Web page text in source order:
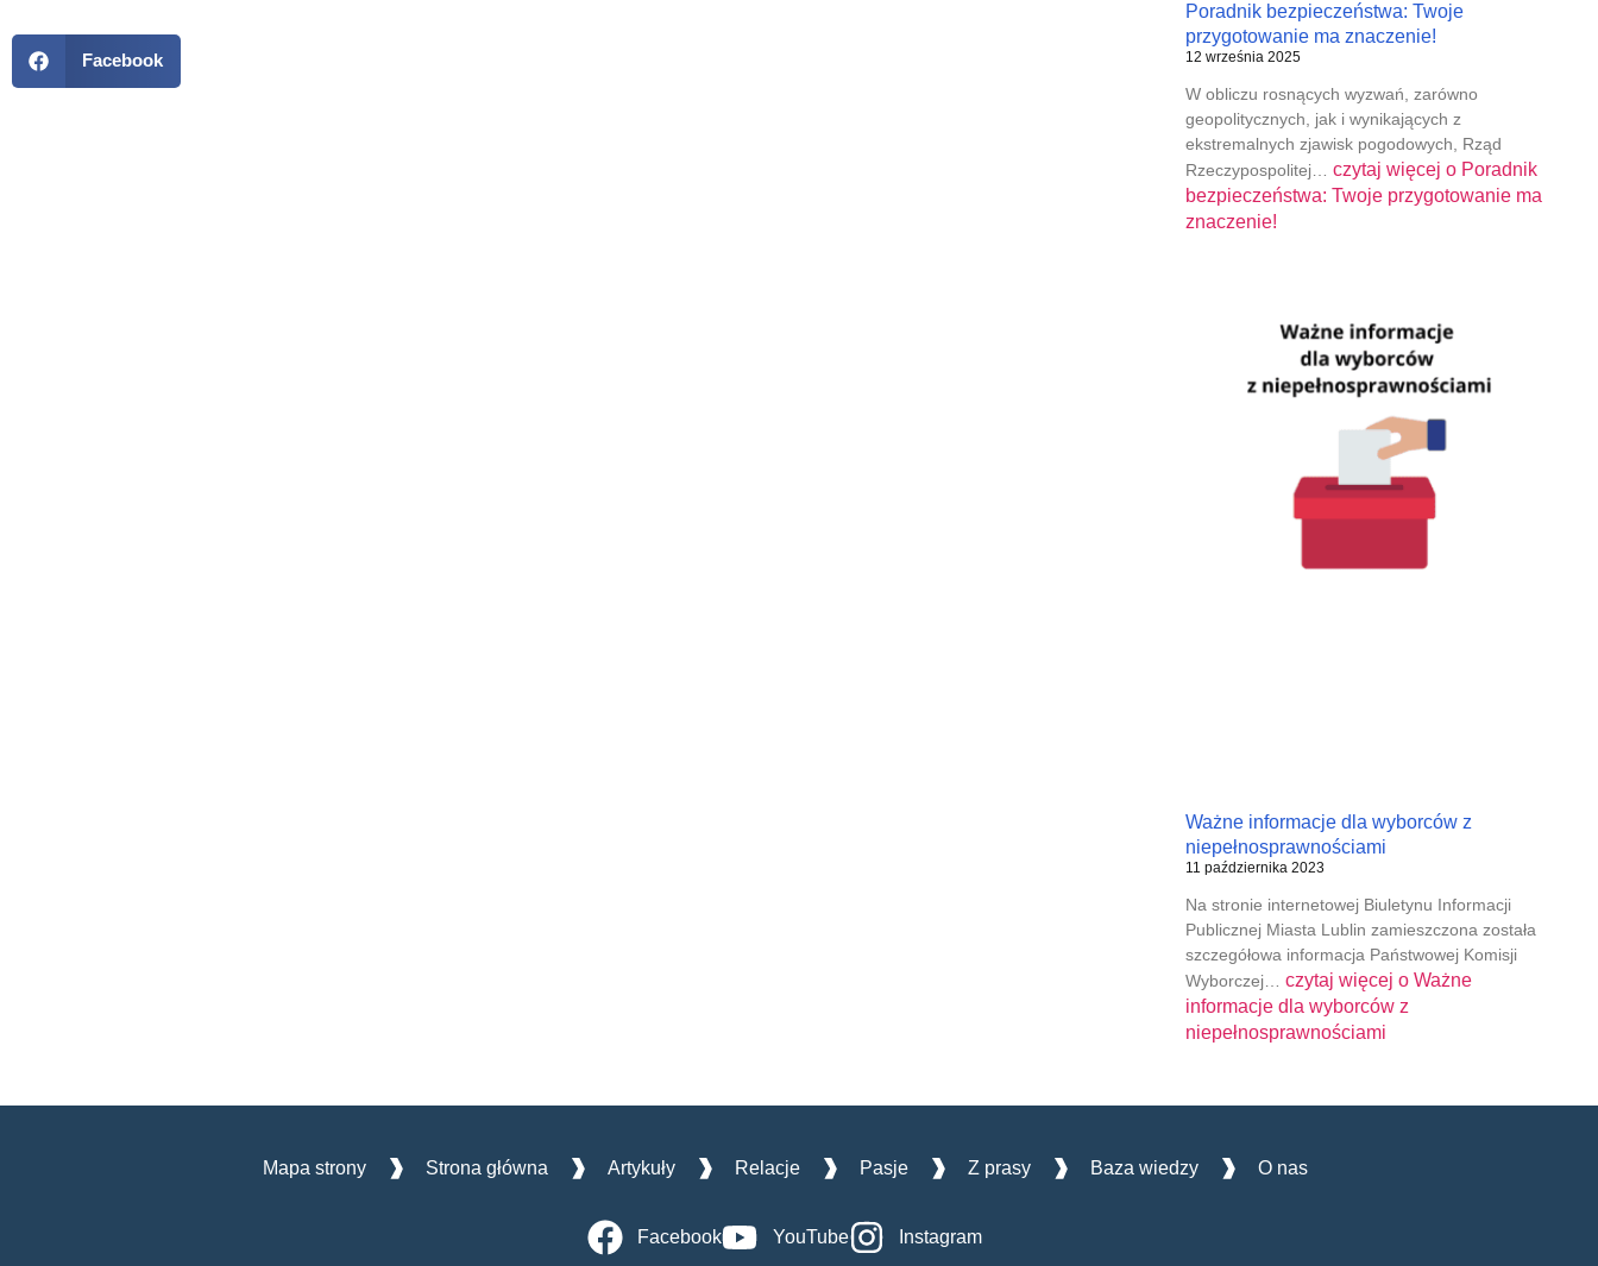
Facebook
Poradnik bezpieczeństwa: Twoje
przygotowanie ma znaczenie!
12 września 2025
W obliczu rosnących wyzwań, zarówno
geopolitycznych, jak i wynikających z
ekstremalnych zjawisk pogodowych, Rząd
Rzeczypospolitej… czytaj więcej oPoradnik
bezpieczeństwa: Twoje przygotowanie ma
znaczenie!
Ważne informacje dla wyborców z
niepełnosprawnościami
11 października 2023
Na stronie internetowej Biuletynu Informacji
Publicznej Miasta Lublin zamieszczona została
szczegółowa informacja Państwowej Komisji
Wyborczej… czytaj więcej oWażne
informacje dla wyborców z
niepełnosprawnościami
Mapa strony Strona główna Artykuły Relacje Pasje Z prasy Baza wiedzy O nas
Facebook YouTube Instagram